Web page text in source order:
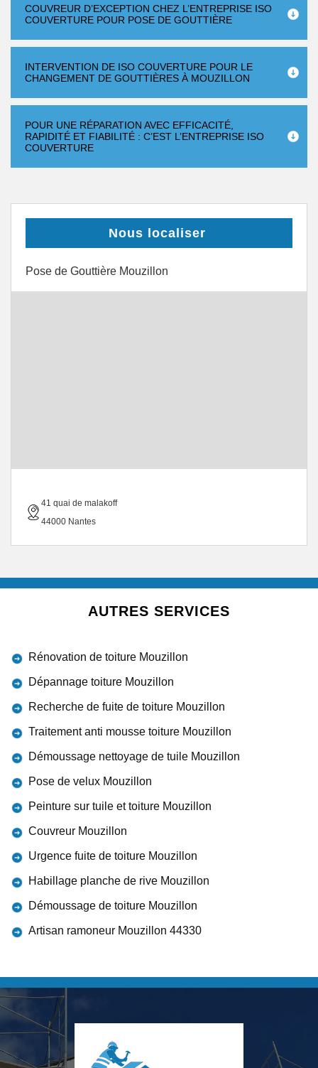
COUVREUR D’EXCEPTION CHEZ L’ENTREPRISE ISO
COUVERTURE POUR POSE DE GOUTTIÈRE
INTERVENTION DE ISO COUVERTURE POUR LE
CHANGEMENT DE GOUTTIÈRES À MOUZILLON
POUR UNE RÉPARATION AVEC EFFICACITÉ,
RAPIDITÉ ET FIABILITÉ : C’EST L’ENTREPRISE ISO
COUVERTURE
Nous localiser
Pose de Gouttière Mouzillon
41 quai de malakoff
44000 Nantes
AUTRES SERVICES
Rénovation de toiture Mouzillon
Dépannage toiture Mouzillon
Recherche de fuite de toiture Mouzillon
Traitement anti mousse toiture Mouzillon
Démoussage nettoyage de tuile Mouzillon
Pose de velux Mouzillon
Peinture sur tuile et toiture Mouzillon
Couvreur Mouzillon
Urgence fuite de toiture Mouzillon
Habillage planche de rive Mouzillon
Démoussage de toiture Mouzillon
Artisan ramoneur Mouzillon 44330